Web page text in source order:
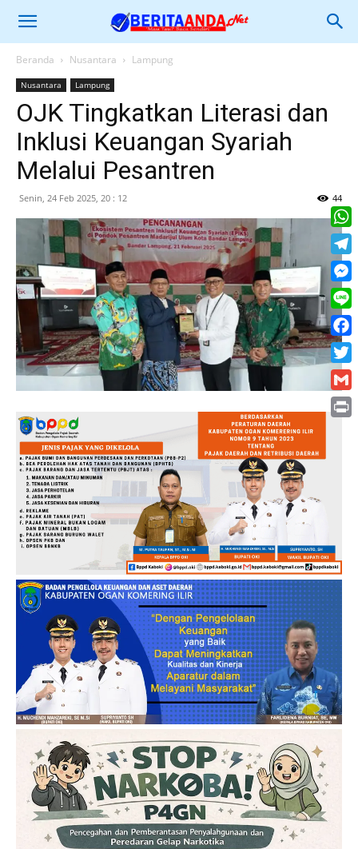
Beranda Nusantara Lampung
Nusantara Lampung
OJK Tingkatkan Literasi dan
Inklusi Keuangan Syariah
Melalui Pesantren
Senin, 24 Feb 2025, 20 : 12 44
Line